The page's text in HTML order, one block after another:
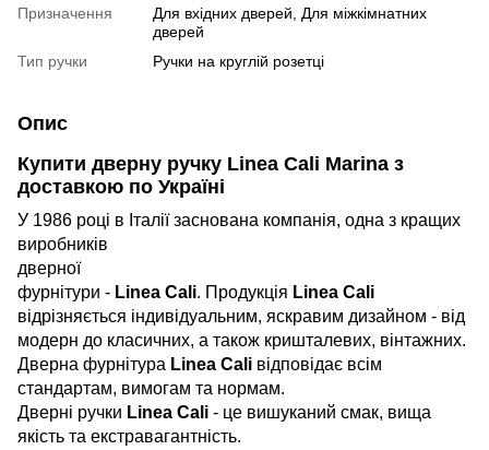
Призначення
Для вхідних дверей, Для міжкімнатних
дверей
Тип ручки
Ручки на круглій розетці
Опис
Купити дверну ручку Linea Cali Marina з
доставкою по Україні
У 1986 році в Італії заснована компанія, одна з кращих
виробників
дверної
фурнітури - Linea Cali. Продукція Linea Cali
відрізняється індивідуальним, яскравим дизайном - від
модерн до класичних, а також кришталевих, вінтажних.
Дверна фурнітура Linea Cali відповідає всім
стандартам, вимогам та нормам.
Дверні ручки Linea Cali - це вишуканий смак, вища
якість та екстравагантність.